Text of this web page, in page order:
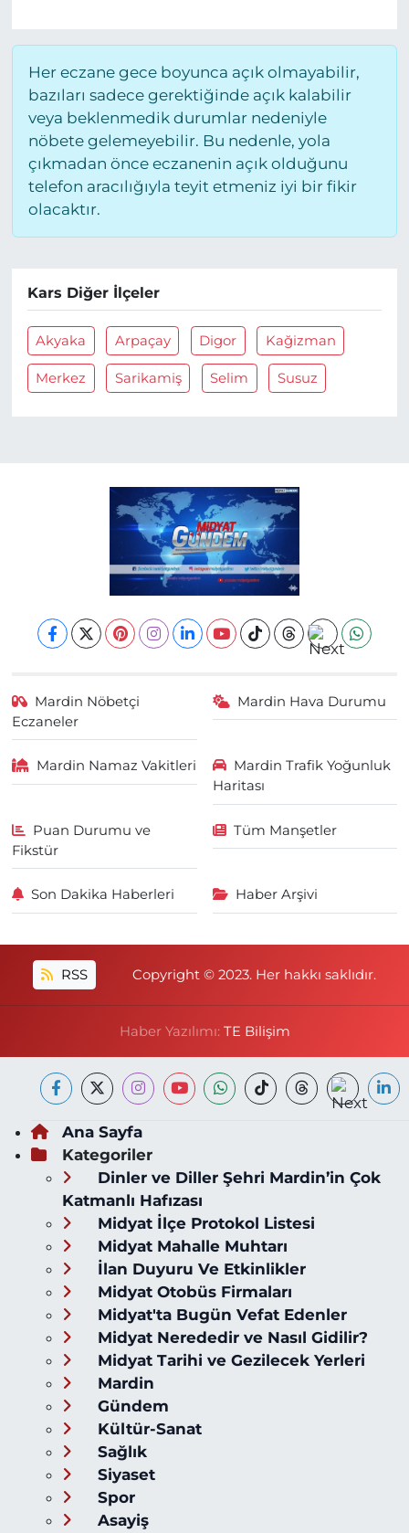
Her eczane gece boyunca açık olmayabilir,
bazıları sadece gerektiğinde açık kalabilir
veya beklenmedik durumlar nedeniyle
nöbete gelemeyebilir. Bu nedenle, yola
çıkmadan önce eczanenin açık olduğunu
telefon aracılığıyla teyit etmeniz iyi bir fikir
olacaktır.
Kars Diğer İlçeler
Akyaka Arpaçay Digor Kağizman
Merkez Sarikamiş Selim Susuz
Mardin Nöbetçi
Eczaneler
Mardin Hava Durumu
Mardin Namaz Vakitleri
Mardin Trafik Yoğunluk
Haritası
Puan Durumu ve
Fikstür
Tüm Manşetler
Son Dakika Haberleri Haber Arşivi
RSS Copyright © 2023. Her hakkı saklıdır.
Haber Yazılımı: TE Bilişim
Ana Sayfa
Kategoriler
Dinler ve Diller Şehri Mardin’in Çok
Katmanlı Hafızası
Midyat İlçe Protokol Listesi
Midyat Mahalle Muhtarı
İlan Duyuru Ve Etkinlikler
Midyat Otobüs Firmaları
Midyat'ta Bugün Vefat Edenler
Midyat Nerededir ve Nasıl Gidilir?
Midyat Tarihi ve Gezilecek Yerleri
Mardin
Gündem
Kültür-Sanat
Sağlık
Siyaset
Spor
Asayiş